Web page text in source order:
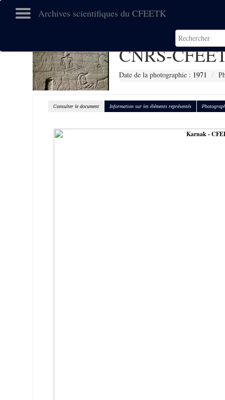
Archives scientifiques du CFEETK
CNRS-
Date de la photographie : 1971
Consulter le document Information sur les éléments représentés